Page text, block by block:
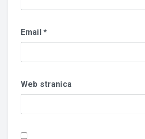
Email *
Web stranica